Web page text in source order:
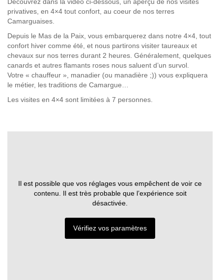
privatives, en 4×4 tout confort, au coeur de nos terres
Camarguaises.
Depuis le Mas de la Paix, vous embarquerez dans notre 4×4, tout
confort hiver comme été, et nous partirons visiter taureaux et
chevaux sur nos terres durant 2 heures. Généralement, quelques
canards et autres flamants roses nous saluent d’un survol.
Votre « chauffeur », manadier (ou manadière ;)) vous expliquera
le métier, les traditions de Camargue…
Les visites en 4×4 sont limitées à 7 personnes.
Il est possible que vos réglages vous empêchent de voir ce
contenu. Il est très probable que l’expérience soit
désactivée.
Vérifiez vos paramètres